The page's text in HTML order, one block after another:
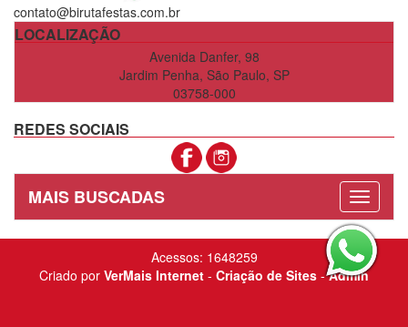
contato@birutafestas.com.br
LOCALIZAÇÃO
Avenida Danfer, 98
Jardim Penha, São Paulo, SP
03758-000
REDES SOCIAIS
MAIS BUSCADAS
Acessos: 1648259
Criado por VerMais Internet - Criação de Sites -Admin